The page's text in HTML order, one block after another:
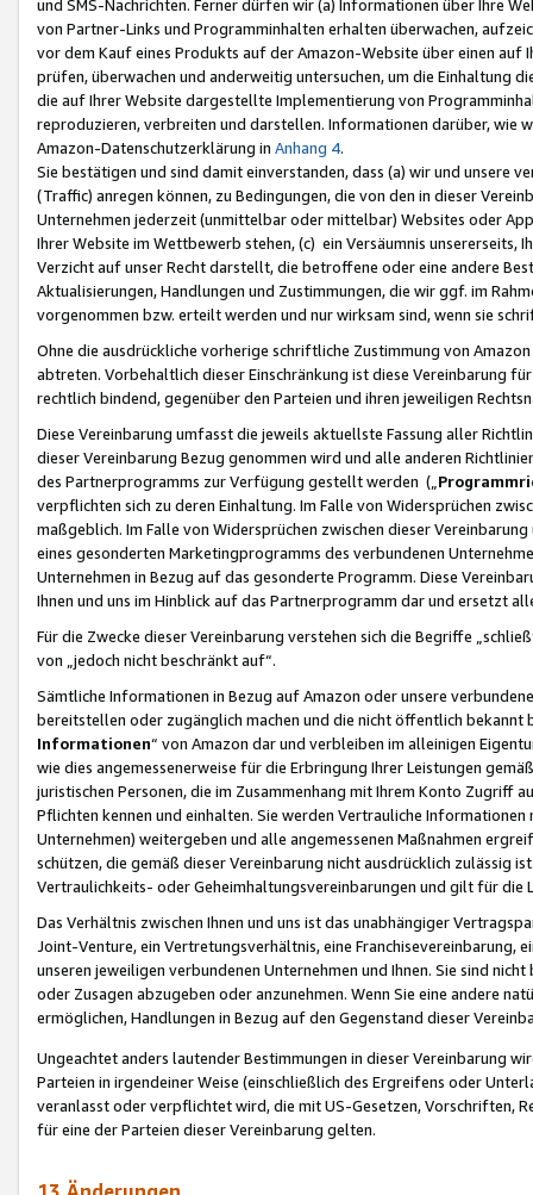
und SMS-Nachrichten. Ferner dürfen wir (a) Informationen über Ihre
von Partner-Links und Programminhalten erhalten überwachen,
vor dem Kauf eines Produkts auf der Amazon-Website über einen
prüfen, überwachen und anderweitig untersuchen, um die Einhaltung
die auf Ihrer Website dargestellte Implementierung von
reproduzieren, verbreiten und darstellen. Informationen darüber, wie
Amazon-Datenschutzerklärung in Anhang 4.
Sie bestätigen und sind damit einverstanden, dass (a) wir und
(Traffic) anregen können, zu Bedingungen, die von den in dieser
Unternehmen jederzeit (unmittelbar oder mittelbar) Websites oder
Ihrer Website im Wettbewerb stehen, (c) ein Versäumnis unsererseits,
Verzicht auf unser Recht darstellt, die betroffene oder eine andere
Aktualisierungen, Handlungen und Zustimmungen, die wir ggf. im
vorgenommen bzw. erteilt werden und nur wirksam sind, wenn sie
Ohne die ausdrückliche vorherige schriftliche Zustimmung von
abtreten. Vorbehaltlich dieser Einschränkung ist diese Vereinbarung
rechtlich bindend, gegenüber den Parteien und ihren jeweiligen
Diese Vereinbarung umfasst die jeweils aktuellste Fassung aller
dieser Vereinbarung Bezug genommen wird und alle anderen
des Partnerprogramms zur Verfügung gestellt werden („
verpflichten sich zu deren Einhaltung. Im Falle von Widersprüchen
maßgeblich. Im Falle von Widersprüchen zwischen dieser
eines gesonderten Marketingprogramms des verbundenen
Unternehmen in Bezug auf das gesonderte Programm. Diese
Ihnen und uns im Hinblick auf das Partnerprogramm dar und ersetzt
Für die Zwecke dieser Vereinbarung verstehen sich die Begriffe
von „jedoch nicht beschränkt auf“.
Sämtliche Informationen in Bezug auf Amazon oder unsere
bereitstellen oder zugänglich machen und die nicht öffentlich
Informationen“ von Amazon dar und verbleiben im alleinigen
wie dies angemessenerweise für die Erbringung Ihrer Leistungen
juristischen Personen, die im Zusammenhang mit Ihrem Konto
Pflichten kennen und einhalten. Sie werden Vertrauliche
Unternehmen) weitergeben und alle angemessenen Maßnahmen
schützen, die gemäß dieser Vereinbarung nicht ausdrücklich zulässig
Vertraulichkeits- oder Geheimhaltungsvereinbarungen und gilt für die
Das Verhältnis zwischen Ihnen und uns ist das unabhängiger
Joint-Venture, ein Vertretungsverhältnis, eine Franchisevereinbarung,
unseren jeweiligen verbundenen Unternehmen und Ihnen. Sie sind
oder Zusagen abzugeben oder anzunehmen. Wenn Sie eine andere
ermöglichen, Handlungen in Bezug auf den Gegenstand dieser
Ungeachtet anders lautender Bestimmungen in dieser Vereinbarung
Parteien in irgendeiner Weise (einschließlich des Ergreifens oder
veranlasst oder verpflichtet wird, die mit US-Gesetzen, Vorschriften,
für eine der Parteien dieser Vereinbarung gelten.